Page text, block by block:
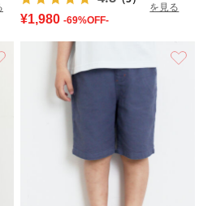
を見る
¥1,980 -69%OFF-